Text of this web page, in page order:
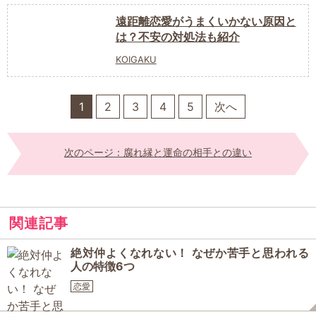
遠距離恋愛がうまくいかない原因と
は？不安の対処法も紹介
KOIGAKU
1 2 3 4 5 次へ
次のページ：腐れ縁と運命の相手との違い
関連記事
絶対仲よくなれない！ なぜか苦手と思われる
人の特徴6つ
恋愛